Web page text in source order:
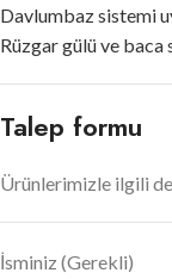
Davlumbaz sistemi
Rüzgar gülü ve baca
Talep formu
Ürünlerimizle ilgili
İsminiz (Gerekli)